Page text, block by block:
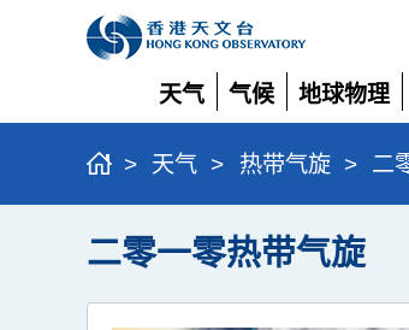
天气
展
开
气候
展
开
地球物理
展
开
> 天气 > 热带气旋 > 二
二零一零热带气旋